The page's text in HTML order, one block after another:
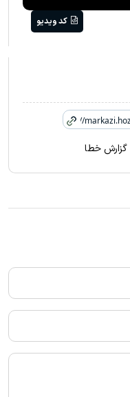
کد ویدیو
گزارش خطا